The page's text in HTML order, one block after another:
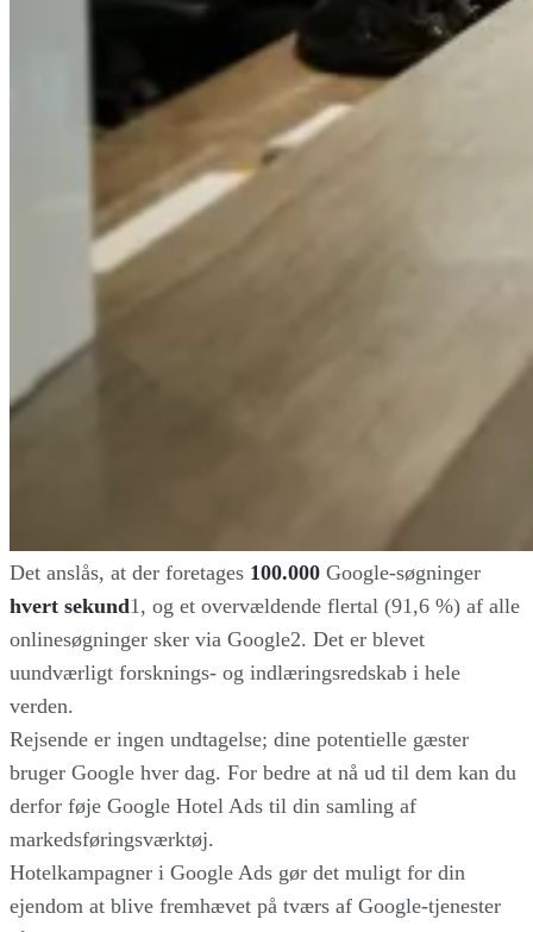
Det anslås, at der foretages 100.000 Google-søgninger
hvert sekund1, og et overvældende flertal (91,6 %) af alle
onlinesøgninger sker via Google2. Det er blevet
uundværligt forsknings- og indlæringsredskab i hele
verden.
Rejsende er ingen undtagelse; dine potentielle gæster
bruger Google hver dag. For bedre at nå ud til dem kan du
derfor føje Google Hotel Ads til din samling af
markedsføringsværktøj.
Hotelkampagner i Google Ads gør det muligt for din
ejendom at blive fremhævet på tværs af Google-tjenester